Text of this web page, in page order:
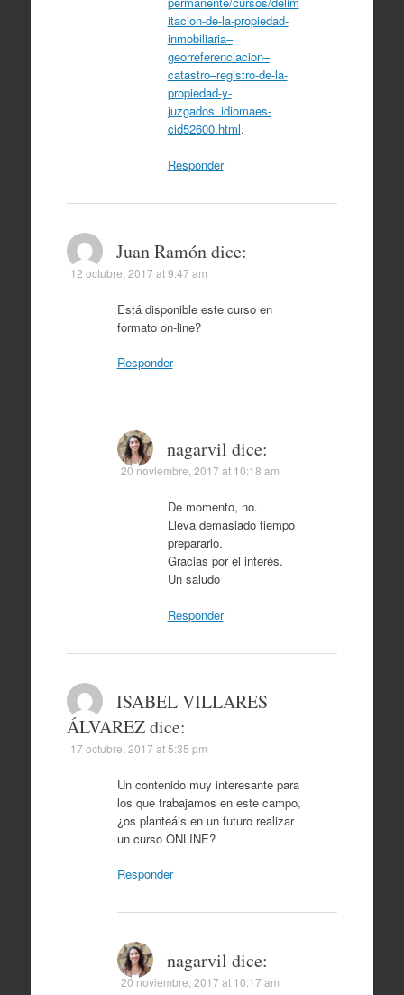
itacion-de-la-propiedad-
inmobiliaria–
georreferenciacion–
catastro–registro-de-la-
propiedad-y-
juzgados_idiomaes-
cid52600.html.
Responder
Juan Ramón dice:
12 octubre, 2017 at 9:47 am
Está disponible este curso en
formato on-line?
Responder
nagarvil dice:
20 noviembre, 2017 at 10:18 am
De momento, no.
Lleva demasiado tiempo
prepararlo.
Gracias por el interés.
Un saludo
Responder
ISABEL VILLARES
ÁLVAREZ dice:
17 octubre, 2017 at 5:35 pm
Un contenido muy interesante para
los que trabajamos en este campo,
¿os planteáis en un futuro realizar
un curso ONLINE?
Responder
nagarvil dice:
20 noviembre, 2017 at 10:17 am